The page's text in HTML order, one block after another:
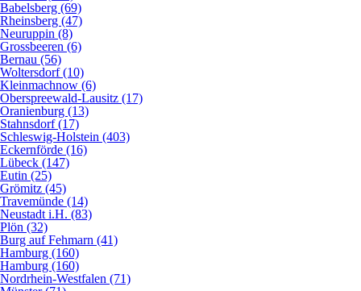
Babelsberg (69)
Rheinsberg (47)
Neuruppin (8)
Grossbeeren (6)
Bernau (56)
Woltersdorf (10)
Kleinmachnow (6)
Oberspreewald-Lausitz (17)
Oranienburg (13)
Stahnsdorf (17)
Schleswig-Holstein (403)
Eckernförde (16)
Lübeck (147)
Eutin (25)
Grömitz (45)
Travemünde (14)
Neustadt i.H. (83)
Plön (32)
Burg auf Fehmarn (41)
Hamburg (160)
Hamburg (160)
Nordrhein-Westfalen (71)